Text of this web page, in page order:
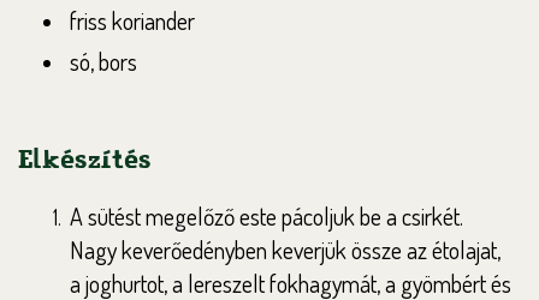
friss koriander
só, bors
Elkészítés
A sütést megelőző este pácoljuk be a csirkét.
Nagy keverőedényben keverjük össze az étolajat,
a joghurtot, a lereszelt fokhagymát, a gyömbért és